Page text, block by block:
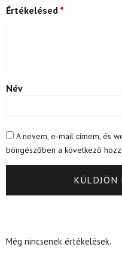
Értékelésed *
Név
A nevem, e-mail címem, és
böngészőben a következő
Még nincsenek értékelések.